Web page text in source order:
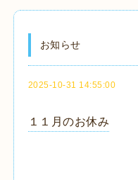
お知らせ
2025-10-31 14:55:00
１１月のお休み